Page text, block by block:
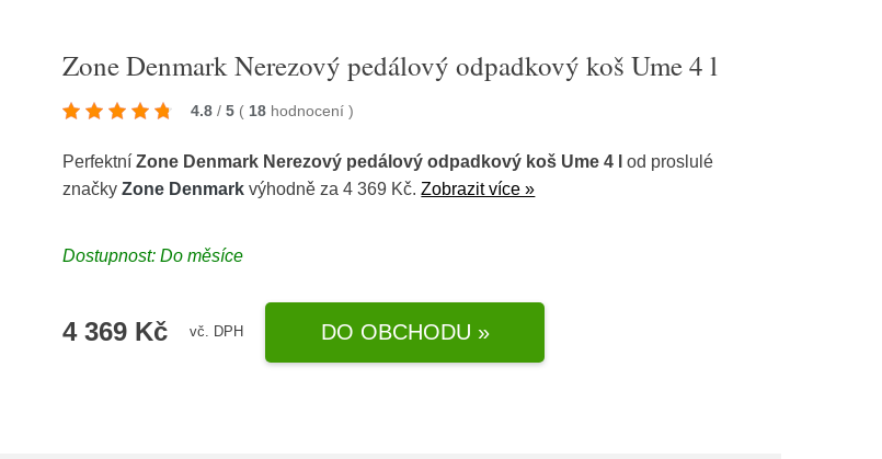
Zone Denmark Nerezový pedálový odpadkový koš Ume 4 l
4.8 / 5 ( 18 hodnocení)
PerfektníZone Denmark Nerezový pedálový odpadkový koš Ume 4 l
od proslulé
značkyZone Denmark výhodně za 4 369 Kč.Zobrazit více »
Dostupnost: Do měsíce
4 369 Kč vč. DPH DO OBCHODU »